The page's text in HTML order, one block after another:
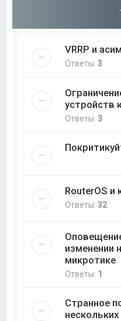
VRRP и
Ответы:3
устройств
Ответы:3
RouterOS и
Ответы:32
изменении
микротике
Ответы: 1
Странное